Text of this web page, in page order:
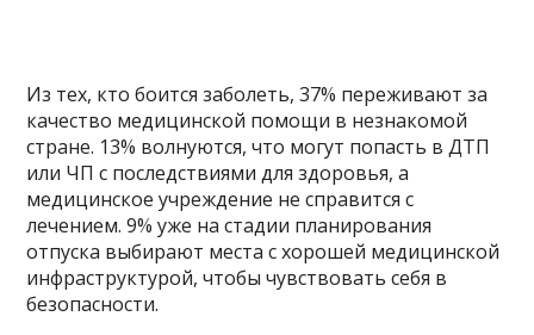
Из тех, кто боится заболеть, 37% переживают за
качество медицинской помощи в незнакомой
стране. 13% волнуются, что могут попасть в ДТП
или ЧП с последствиями для здоровья, а
медицинское учреждение не справится с
лечением. 9% уже на стадии планирования
отпуска выбирают места с хорошей медицинской
инфраструктурой, чтобы чувствовать себя в
безопасности.